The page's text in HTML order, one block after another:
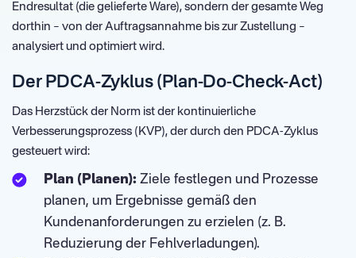
Endresultat (die gelieferte Ware), sondern der gesamte Weg
dorthin – von der Auftragsannahme bis zur Zustellung –
analysiert und optimiert wird.
Der PDCA-Zyklus (Plan-Do-Check-Act)
Das Herzstück der Norm ist der kontinuierliche
Verbesserungsprozess (KVP), der durch den PDCA-Zyklus
gesteuert wird:
Plan (Planen): Ziele festlegen und Prozesse
planen, um Ergebnisse gemäß den
Kundenanforderungen zu erzielen (z. B.
Reduzierung der Fehlverladungen).